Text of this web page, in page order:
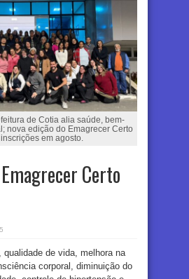
de Cotia alia saúde, bem-
nova edição do Emagrecer Certo
em agosto.
Certo
qualidade de vida, melhora na
corporal, diminuição do